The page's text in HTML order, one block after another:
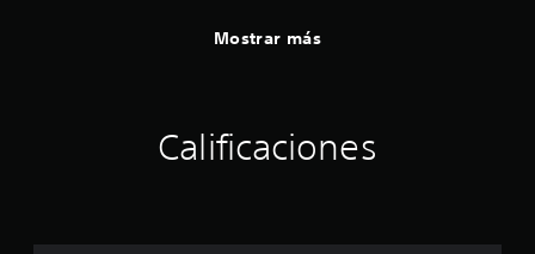
Mostrar más
Calificaciones